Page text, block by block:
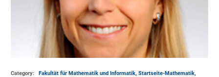
Category:
Fakultät für Mathematik und Informatik, Startseite-Mathematik,